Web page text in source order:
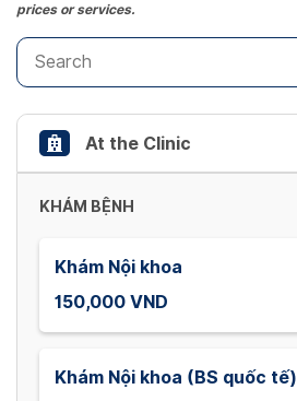
to
get
the
keyboard
shortcuts
for
changing
dates.
prices or services.
At the Clinic
KHÁM BỆNH
Khám Nội khoa
150,000 VND
Khám Nội khoa (BS quốc tế)